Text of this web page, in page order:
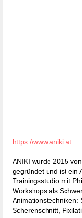
https://www.aniki.at
ANIKI wurde 2015
gegründet und ist ein
Trainingsstudio mit
Workshops als
Animationstechniken:
Scherenschnitt,